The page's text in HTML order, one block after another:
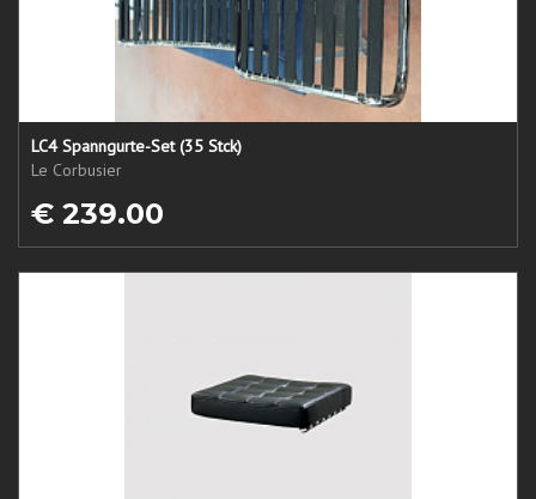
LC4 Spanngurte-Set (35 Stck)
Le Corbusier
€ 239.00